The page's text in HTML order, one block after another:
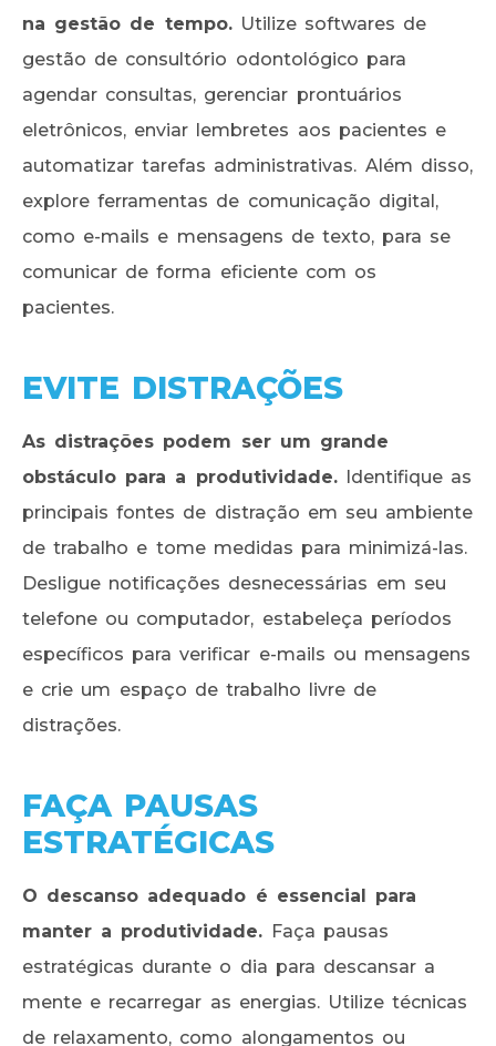
na gestão de tempo.Utilize softwares de
gestão de consultório odontológico para
agendar consultas, gerenciar prontuários
eletrônicos, enviar lembretes aos pacientes e
automatizar tarefas administrativas. Além disso,
explore ferramentas de comunicação digital,
como e-mails e mensagens de texto, para se
comunicar de forma eficiente com os
pacientes.
EVITE DISTRAÇÕES
As distrações podem ser um grande
obstáculo para a produtividade.Identifique as
principais fontes de distração em seu ambiente
de trabalho e tome medidas para minimizá-las.
Desligue notificações desnecessárias em seu
telefone ou computador, estabeleça períodos
específicos para verificar e-mails ou mensagens
e crie um espaço de trabalho livre de
distrações.
FAÇA PAUSAS
ESTRATÉGICAS
O descanso adequado é essencial para
manter a produtividade. Faça pausas
estratégicas durante o dia para descansar a
mente e recarregar as energias. Utilize técnicas
de relaxamento, como alongamentos ou